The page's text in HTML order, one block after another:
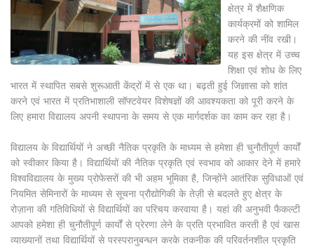
क्षेत्र में शैक्षणिक
कार्यक्रमों को शामिल
करने की नींव रखी।
यह इस क्षेत्र में उच्च
शिक्षा एवं शोध के लिए
भारत में स्थापित सबसे शुरूआती केंद्रों में से एक था। बढ़ती हुई जिज्ञासा को शांत
करने एवं भारत में प्रतिभाशाली सॉफ्टवेयर विशेषज्ञों की आवश्यकता को पूरी करने के
लिए हमारा विद्यालय अपनी स्थापना के समय से एक मार्गदर्शक का काम कर रहा है।
विद्यालय के विद्यार्थियों ने अच्छी नैतिक प्रकृति के माध्यम से हमेशा ही चुनौतीपूर्ण कार्यों
को स्वीकार किया है। विद्यार्थियों की नैतिक प्रकृति एवं स्वभाव को आकार देने में हमारे
विश्वविद्यालय के मुख्य प्रोफेसरों की भी अहम भूमिका है, जिन्होंने आतंरिक सुविधाओं एवं
नियमित सेमिनारों के माध्यम से सूचना प्रौद्योगिकी के तेज़ी से बदलते हुए क्षेत्र के
रोज़ाना की गतिविधियों से विद्यार्थियों का परिचय करवाया है। यहां की अनुभवी फैकल्टी
आपको हमेशा ही चुनौतीपूर्ण कार्यों से प्रेरणा लेने के प्रति प्रभावित करती है एवं खास
व्याख्यानों तथा विद्यार्थियों से परस्परानुबन्धन करके तकनीक की परिवर्तनशील प्रकृति